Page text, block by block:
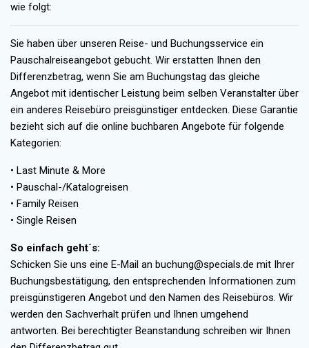
wie folgt:
Sie haben über unseren Reise- und Buchungsservice ein
Pauschalreiseangebot gebucht. Wir erstatten Ihnen den
Differenzbetrag, wenn Sie am Buchungstag das gleiche
Angebot mit identischer Leistung beim selben Veranstalter über
ein anderes Reisebüro preisgünstiger entdecken. Diese Garantie
bezieht sich auf die online buchbaren Angebote für folgende
Kategorien:
• Last Minute & More
• Pauschal-/Katalogreisen
• Family Reisen
• Single Reisen
So einfach geht´s:
Schicken Sie uns eine E-Mail an buchung@specials.de mit Ihrer
Buchungsbestätigung, den entsprechenden Informationen zum
preisgünstigeren Angebot und den Namen des Reisebüros. Wir
werden den Sachverhalt prüfen und Ihnen umgehend
antworten. Bei berechtigter Beanstandung schreiben wir Ihnen